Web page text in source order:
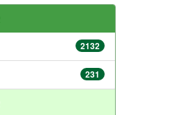
2132
231